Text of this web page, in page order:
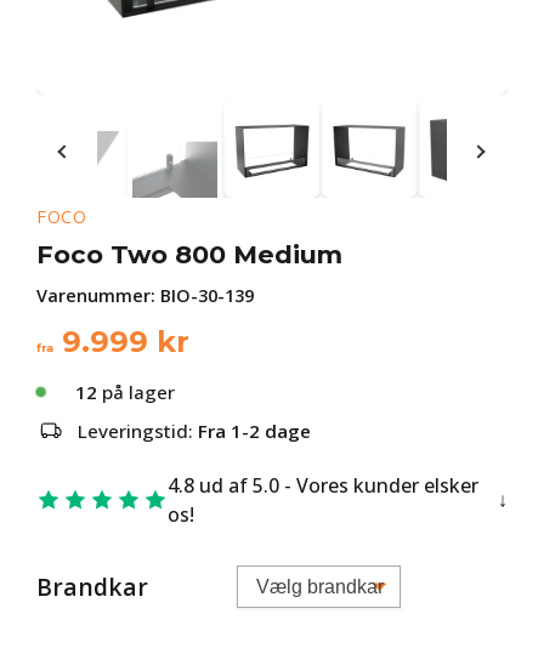
FOCO
Foco Two 800 Medium
Varenummer: BIO-30-139
fra 9.999 kr
12 på lager
Leveringstid: Fra 1-2 dage
4.8 ud af 5.0 - Vores kunder elsker
os!
Brandkar